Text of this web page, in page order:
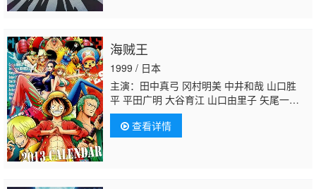
海贼王
1999 / 日本
主演：田中真弓 冈村明美 中井和哉 山口胜
平 平田广明 大谷育江 山口由里子 矢尾一
树 长岛雄一 池田秀一 古川登志夫 古谷彻 大
塚周夫 津嘉山正种 草尾毅 大场真人 宝龟克
寿 园部启一 柴田秀胜 中博史 阪口大助 竹内
查看详情